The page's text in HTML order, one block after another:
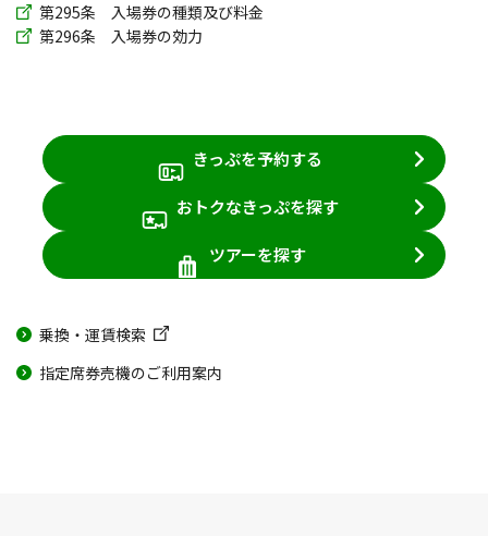
第295条 入場券の種類及び料金
第296条 入場券の効力
きっぷを予約する
おトクなきっぷを探す
ツアーを探す
乗換・運賃検索
指定席券売機のご利用案内